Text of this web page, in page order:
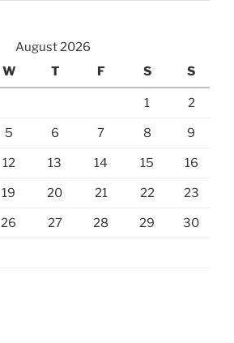
August 2026
W T F S S
1 2
5 6 7 8 9
12 13 14 15 16
19 20 21 22 23
26 27 28 29 30